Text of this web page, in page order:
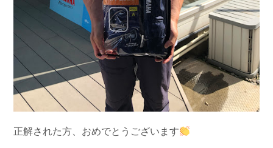
正解された方、おめでとうございます